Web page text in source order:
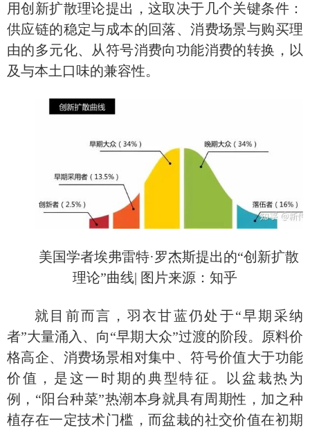
用创新扩散理论提出，这取决于几个关键条件：
供应链的稳定与成本的回落、消费场景与购买理
由的多元化、从符号消费向功能消费的转换，以
及与本土口味的兼容性。
美国学者埃弗雷特·罗杰斯提出的“创新扩散
理论”曲线| 图片来源：知乎
就目前而言，羽衣甘蓝仍处于“早期采纳
者”大量涌入、向“早期大众”过渡的阶段。原料价
格高企、消费场景相对集中、符号价值大于功能
价值，是这一时期的典型特征。以盆栽热为
例，“阳台种菜”热潮本身就具有周期性，加之种
植存在一定技术门槛，而盆栽的社交价值在初期